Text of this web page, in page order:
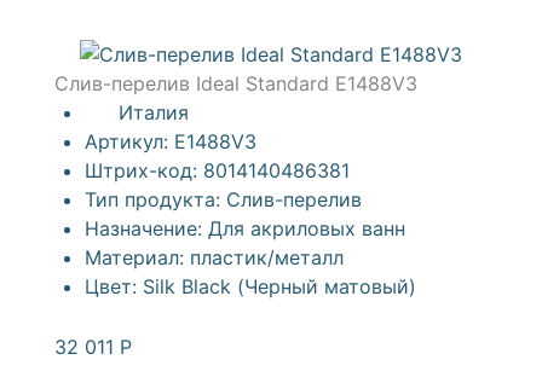
Слив-перелив Ideal Standard E1488V3
Италия
Артикул: E1488V3
Штрих-код: 8014140486381
Тип продукта: Слив-перелив
Назначение: Для акриловых ванн
Материал: пластик/металл
Цвет: Silk Black (Черный матовый)
32 011 Р